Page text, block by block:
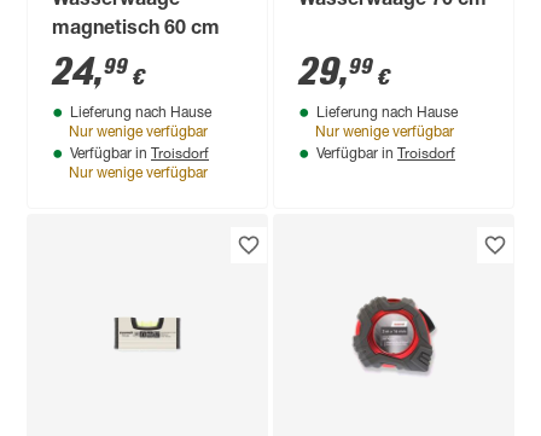
magnetisch 60 cm
24,99 €
Lieferung nach Hause
Nur wenige verfügbar
Verfügbar in Troisdorf
Nur wenige verfügbar
29,99 €
Lieferung nach Hause
Nur wenige verfügbar
Verfügbar in Troisdorf